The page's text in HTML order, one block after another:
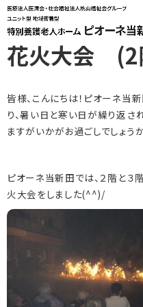
設備・
利用
花火大会 (2
皆様、こんにちは！ピオーネ当
り、暑い日と寒い日が繰り返
ますがいかがお過ごしでしょう
ピオーネ当新田では、２階と３
火大会をしました(^^)/